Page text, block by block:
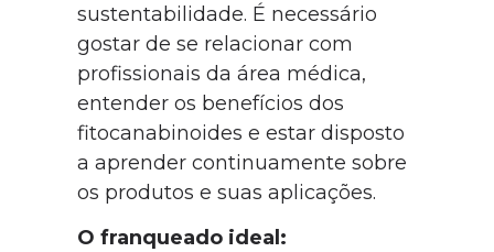
sustentabilidade. É necessário
gostar de se relacionar com
profissionais da área médica,
entender os benefícios dos
fitocanabinoides e estar disposto
a aprender continuamente sobre
os produtos e suas aplicações.
O franqueado ideal: